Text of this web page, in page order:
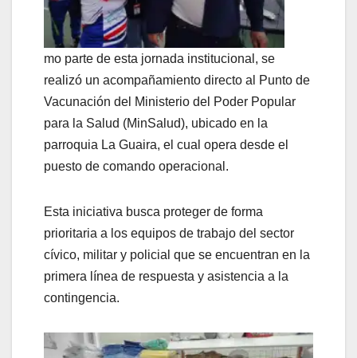
mo parte de esta jornada institucional, se
realizó un acompañamiento directo al Punto de
Vacunación del Ministerio del Poder Popular
para la Salud (MinSalud), ubicado en la
parroquia La Guaira, el cual opera desde el
puesto de comando operacional.
Esta iniciativa busca proteger de forma
prioritaria a los equipos de trabajo del sector
cívico, militar y policial que se encuentran en la
primera línea de respuesta y asistencia a la
contingencia.